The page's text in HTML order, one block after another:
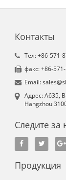
Контакты
Tел: +86-571-
факс: +86-
Email:
Aдрес: A635,
Hangzhou
Следите за
Продукция